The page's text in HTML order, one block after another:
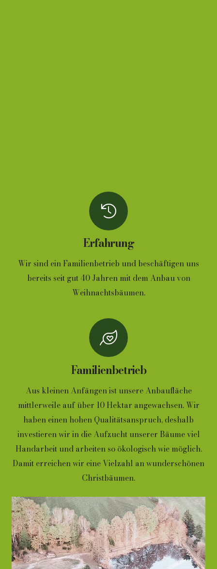
Erfahrung
Wir sind ein Familienbetrieb und beschäftigen uns
bereits seit gut 40 Jahren mit dem Anbau von
Weihnachtsbäumen.
Familienbetrieb
Aus kleinen Anfängen ist unsere Anbaufläche
mittlerweile auf über 10 Hektar angewachsen. Wir
haben einen hohen Qualitätsanspruch, deshalb
investieren wir in die Aufzucht unserer Bäume viel
Handarbeit und arbeiten so ökologisch wie möglich.
Damit erreichen wir eine Vielzahl an wunderschönen
Christbäumen.